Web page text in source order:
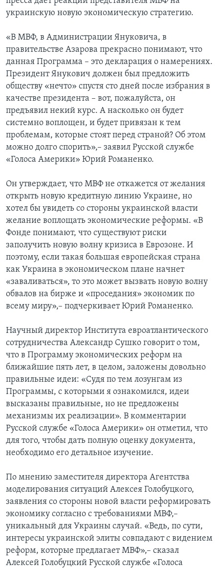
украинскую новую экономическую стратегию.
«В МВФ, в Администрации Януковича, в
правительстве Азарова прекрасно понимают, что
данная Программа – это декларация о намерениях.
Президент Янукович должен был предложить
обществу «нечто» спустя сто дней после избрания в
качестве президента – вот, пожалуйста, он
предъявил некий курс. А насколько он будет
системно воплощен, и будет привязан к тем
проблемам, которые стоят перед страной? Об этом
можно долго спорить»,– заявил Русской службе
«Голоса Америки» Юрий Романенко.
Он утверждает, что МВФ не откажется от желания
открыть новую кредитную линию Украине, но
хотел бы увидеть со стороны украинской власти
желание воплощать экономические реформы. «В
Фонде понимают, что существуют риски
заполучить новую волну кризиса в Еврозоне. И
поэтому, если такая большая европейская страна
как Украина в экономическом плане начнет
«заваливаться», то это может вызвать новую волну
обвалов на бирже и «проседания» экономик по
всему миру»,– подчеркивает Юрий Романенко.
Научный директор Института евроатлантического
сотрудничества Александр Сушко говорит о том,
что в Программу экономических реформ на
ближайшие пять лет, в целом, заложены довольно
правильные идеи: «Судя по тем лозунгам из
Программы, с которыми я ознакомился, идеи
высказаны правильные, но не предложены
механизмы их реализации». В комментарии
Русской службе «Голоса Америки» он отметил, что
для того, чтобы дать полную оценку документа,
необходимо его детальное изучение.
По мнению заместителя директора Агентства
моделирования ситуаций Алексея Голобуцкого,
заявления со стороны новой власти реформировать
экономику согласно с требованиями МВФ,–
уникальный для Украины случай. «Ведь, по сути,
интересы украинской элиты совпадают с видением
реформ, которые предлагает МВФ»,– сказал
Алексей Голобуцкий Русской службе «Голоса